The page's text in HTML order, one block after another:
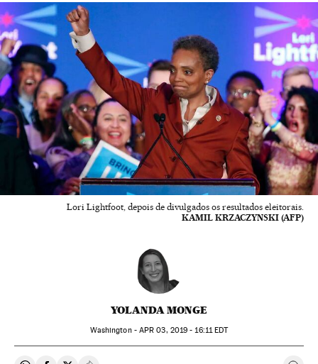
Lori Lightfoot, depois de divulgados os resultados eleitorais.
KAMIL KRZACZYNSKI (AFP)
YOLANDA MONGE
Washington - APR 03, 2019 - 16:11 EDT